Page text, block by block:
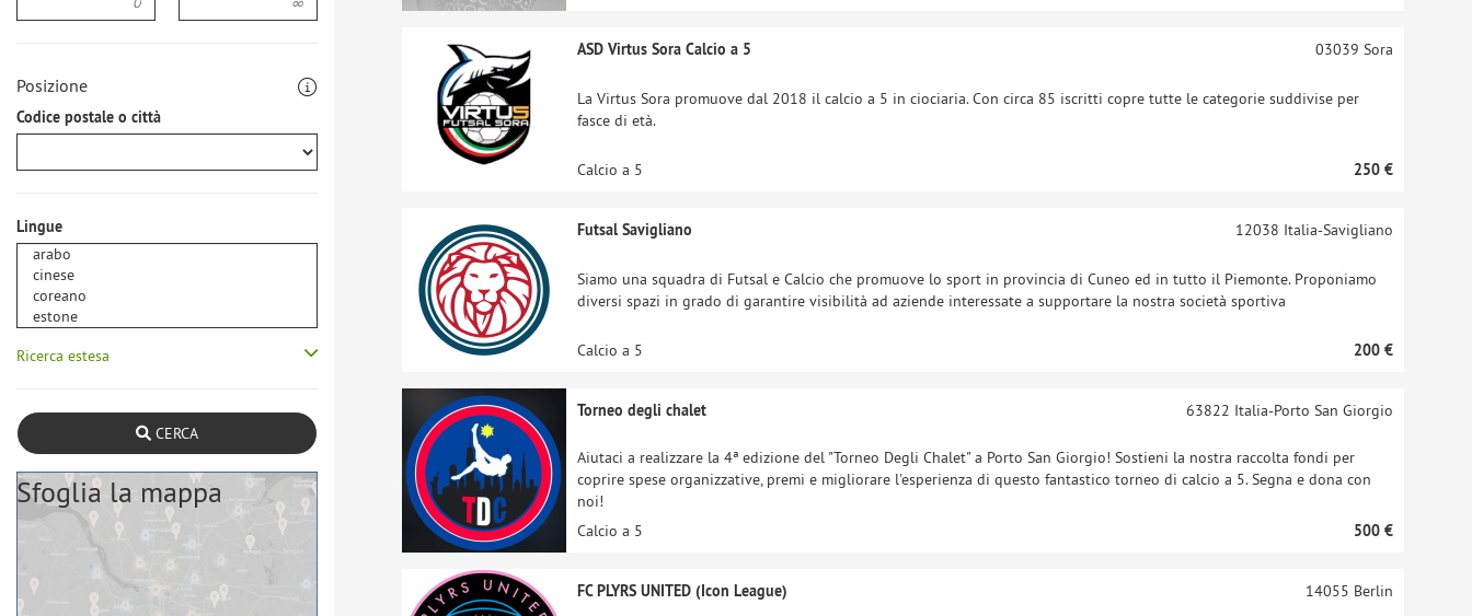
Posizione
Codice postale o città
Lingue
Ricerca estesa
CERCA
Sfoglia la mappa
ASD Virtus Sora Calcio a 5
La Virtus Sora promuove dal 2018 il calcio a 5 in ciociaria. Con circa 85 iscritti copre tutte le categorie suddivise per
fasce di età.
03039 Sora
Calcio a 5 250 €
Futsal Savigliano
Siamo una squadra di Futsal e Calcio che promuove lo sport in provincia di Cuneo ed in tutto il Piemonte. Proponiamo
diversi spazi in grado di garantire visibilità ad aziende interessate a supportare la nostra società sportiva
12038 Italia-Savigliano
Calcio a 5 200 €
Torneo degli chalet
Aiutaci a realizzare la 4ª edizione del "Torneo Degli Chalet" a Porto San Giorgio! Sostieni la nostra raccolta fondi per
coprire spese organizzative, premi e migliorare l'esperienza di questo fantastico torneo di calcio a 5. Segna e dona con
noi!
63822 Italia-Porto San Giorgio
Calcio a 5 500 €
FC PLYRS UNITED (Icon League) 14055 Berlin